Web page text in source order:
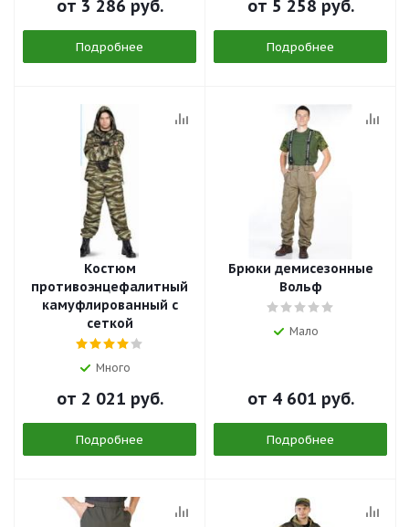
от 3 286 руб.
Подробнее
от 5 258 руб.
Подробнее
Костюм
противоэнцефалитный
камуфлированный с
сеткой
Много
от 2 021 руб.
Подробнее
Брюки демисезонные
Вольф
Мало
от 4 601 руб.
Подробнее